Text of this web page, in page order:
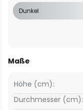
Dunkel
Maße
Höhe (cm):
Durchmesser (cm):